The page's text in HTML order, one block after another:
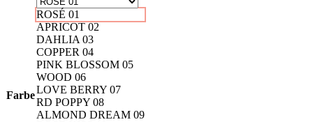
Farbe
ROSÉ 01
APRICOT 02
DAHLIA 03
COPPER 04
PINK BLOSSOM 05
WOOD 06
LOVE BERRY 07
RD POPPY 08
ALMOND DREAM 09